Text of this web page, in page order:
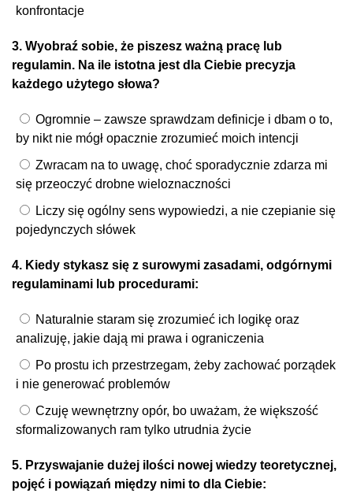
konfrontacje
3. Wyobraź sobie, że piszesz ważną pracę lub
regulamin. Na ile istotna jest dla Ciebie precyzja
każdego użytego słowa?
Ogromnie – zawsze sprawdzam definicje i dbam o to,
by nikt nie mógł opacznie zrozumieć moich intencji
Zwracam na to uwagę, choć sporadycznie zdarza mi
się przeoczyć drobne wieloznaczności
Liczy się ogólny sens wypowiedzi, a nie czepianie się
pojedynczych słówek
4. Kiedy stykasz się z surowymi zasadami, odgórnymi
regulaminami lub procedurami:
Naturalnie staram się zrozumieć ich logikę oraz
analizuję, jakie dają mi prawa i ograniczenia
Po prostu ich przestrzegam, żeby zachować porządek
i nie generować problemów
Czuję wewnętrzny opór, bo uważam, że większość
sformalizowanych ram tylko utrudnia życie
5. Przyswajanie dużej ilości nowej wiedzy teoretycznej,
pojęć i powiązań między nimi to dla Ciebie: